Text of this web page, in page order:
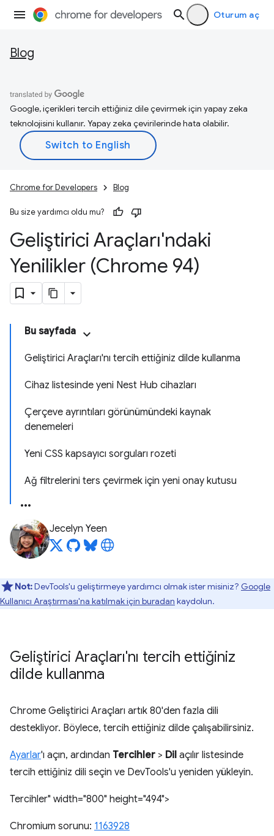
Oturum aç
Blog
Google, içerikleri tercih ettiğiniz dile çevirmek için yapay zeka
teknolojisini kullanır. Yapay zeka çevirilerinde hata olabilir.
Chrome for Developers Blog
Bu size yardımcı oldu mu?
Geliştirici Araçları'ndaki
Yenilikler (Chrome 94)
Bu sayfada
Geliştirici Araçları'nı tercih ettiğiniz dilde kullanma
Cihaz listesinde yeni Nest Hub cihazları
Çerçeve ayrıntıları görünümündeki kaynak
denemeleri
Yeni CSS kapsayıcı sorguları rozeti
Ağ filtrelerini ters çevirmek için yeni onay kutusu
Jecelyn Yeen
Not:DevTools'u geliştirmeye yardımcı olmak ister misiniz? Google
Kullanıcı Araştırması'na katılmak için buradan kaydolun.
Geliştirici Araçları'nı tercih ettiğiniz
dilde kullanma
Chrome Geliştirici Araçları artık 80'den fazla dili
destekliyor. Böylece, tercih ettiğiniz dilde çalışabilirsiniz.
Ayarlar'ı açın, ardından Tercihler > Dil açılır listesinde
tercih ettiğiniz dili seçin ve DevTools'u yeniden yükleyin.
Tercihler" width="800" height="494">
Chromium sorunu: 1163928